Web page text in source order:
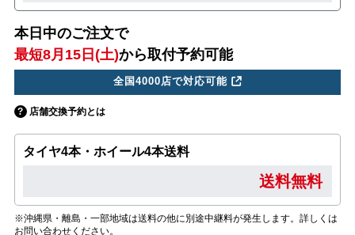
本日中のご注文で
最短8月15日(土)から取付予約可能
全国4000店で対応可能
店舗交換予約とは
タイヤ4本・ホイール4本送料
送料無料
※沖縄県・離島・一部地域は送料の他に別途中継料が発生します。詳しくは
お問い合わせください。